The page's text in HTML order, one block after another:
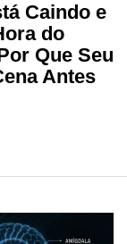
Caindo e
do
Que Seu
Antes